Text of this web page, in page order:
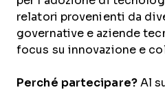
relatori provenienti da
governative e aziende
focus su innovazione e
Perché partecipare?Al